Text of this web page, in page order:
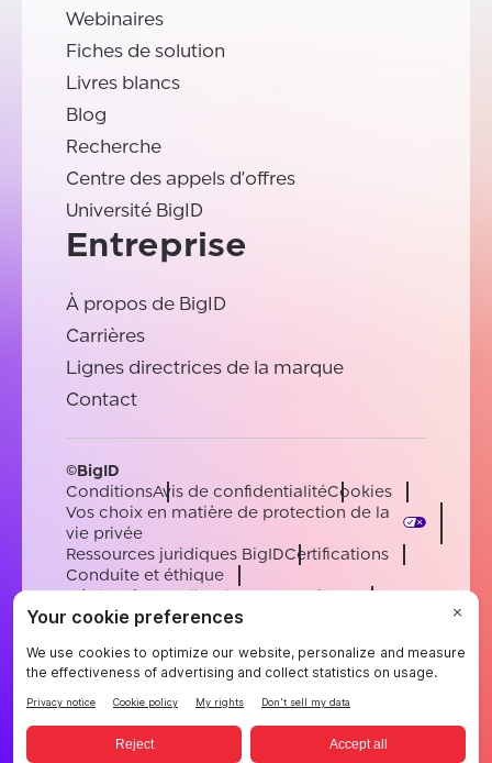
Webinaires
Fiches de solution
Livres blancs
Blog
Recherche
Centre des appels d'offres
Université BigID
Entreprise
À propos de BigID
Carrières
Lignes directrices de la marque
Contact
©BigID
ConditionsAvis de confidentialitéCookies
Vos choix en matière de protection de la
vie privée
Ressources juridiques BigIDCertifications
Conduite et éthique
Déclaration sur l'esclavage moderne
Sous-processeursSoutien
EnglishGermanFrenchSpanishPortuguese